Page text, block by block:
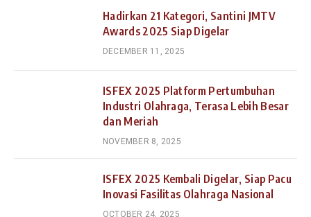
Hadirkan 21 Kategori, Santini JMTV
Awards 2025 Siap Digelar
DECEMBER 11, 2025
ISFEX 2025 Platform Pertumbuhan
Industri Olahraga, Terasa Lebih Besar
dan Meriah
NOVEMBER 8, 2025
ISFEX 2025 Kembali Digelar, Siap Pacu
Inovasi Fasilitas Olahraga Nasional
OCTOBER 24, 2025